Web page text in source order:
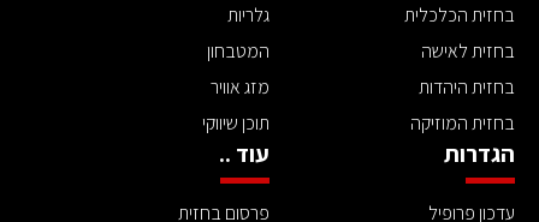
בחזית הכלכלית
בחזית לאישה
בחזית היהדות
בחזית המוזיקה
גלריות
המטבחון
מזג אוויר
תוכן שיווקי
הגדרות
עדכון פרופיל
עוד ..
פרסום בחזית